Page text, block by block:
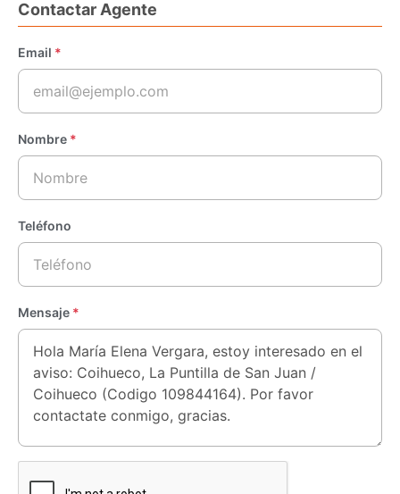
Contactar Agente
Email *
Nombre *
Teléfono
Mensaje *